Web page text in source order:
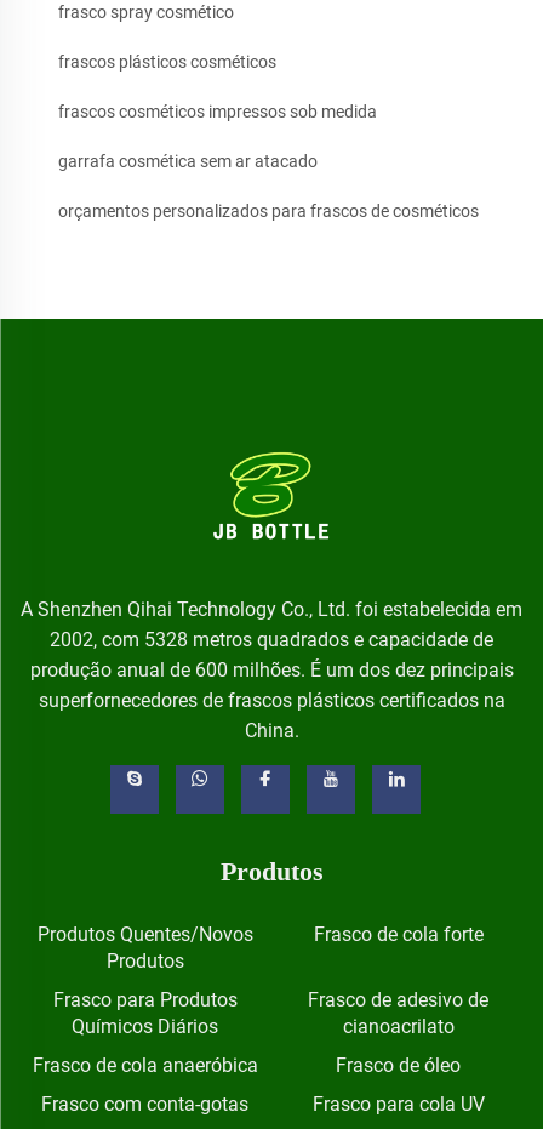
frasco spray cosmético
frascos plásticos cosméticos
frascos cosméticos impressos sob medida
garrafa cosmética sem ar atacado
orçamentos personalizados para frascos de cosméticos
A Shenzhen Qihai Technology Co., Ltd. foi estabelecida em
2002, com 5328 metros quadrados e capacidade de
produção anual de 600 milhões. É um dos dez principais
superfornecedores de frascos plásticos certificados na
China.
Produtos
Produtos Quentes/Novos
Produtos
Frasco de cola forte
Frasco para Produtos
Químicos Diários
Frasco de adesivo de
cianoacrilato
Frasco de cola anaeróbica
Frasco de óleo
Frasco com conta-gotas
Frasco para cola UV